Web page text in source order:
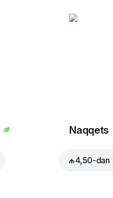
Naqqets
₼ 4,50-dan